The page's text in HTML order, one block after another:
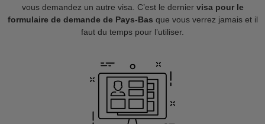
vous demandez un autre visa. C’est le dernier visa pour le
formulaire de demande de Pays-Bas que vous verrez jamais et il
faut du temps pour l’utiliser.